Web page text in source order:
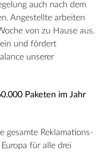
auch nach dem
Angestellte arbeiten
von zu Hause aus.
und fördert
unserer
Paketen im Jahr
gesamte Reklamations-
für alle drei